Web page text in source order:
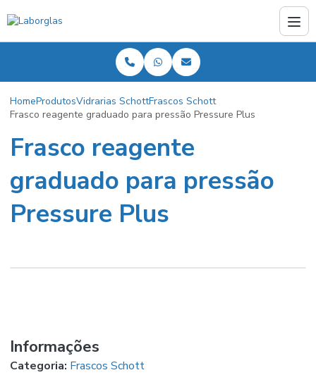
HomeProdutosVidrarias SchottFrascos Schott
Frasco reagente graduado para pressão Pressure Plus
Frasco reagente
graduado para pressão
Pressure Plus
Informações
Categoria: Frascos Schott